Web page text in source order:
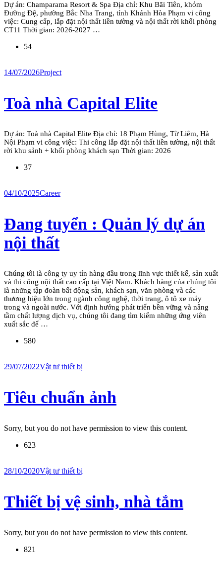
Dự án: Champarama Resort & Spa Địa chỉ: Khu Bãi Tiên, khóm
Đường Đệ, phường Bắc Nha Trang, tỉnh Khánh Hòa Phạm vi công
việc: Cung cấp, lắp đặt nội thất liền tường và nội thất rời khối phòng
CT11 Thời gian: 2026-2027 …
54
14/07/2026Project
Toà nhà Capital Elite
Dự án: Toà nhà Capital Elite Địa chỉ: 18 Phạm Hùng, Từ Liêm, Hà
Nội Phạm vi công việc: Thi công lắp đặt nội thất liền tường, nội thất
rời khu sảnh + khối phòng khách sạn Thời gian: 2026
37
04/10/2025Career
Đang tuyển : Quản lý dự án
nội thất
Chúng tôi là công ty uy tín hàng đầu trong lĩnh vực thiết kế, sản xuất
và thi công nội thất cao cấp tại Việt Nam. Khách hàng của chúng tôi
là những tập đoàn bất động sản, khách sạn, văn phòng và các
thương hiệu lớn trong ngành công nghệ, thời trang, ô tô xe máy
trong và ngoài nước. Với định hướng phát triển bền vững và nâng
tầm chất lượng dịch vụ, chúng tôi đang tìm kiếm những ứng viên
xuất sắc để …
580
29/07/2022Vật tư thiết bị
Tiêu chuẩn ảnh
Sorry, but you do not have permission to view this content.
623
28/10/2020Vật tư thiết bị
Thiết bị vệ sinh, nhà tắm
Sorry, but you do not have permission to view this content.
821